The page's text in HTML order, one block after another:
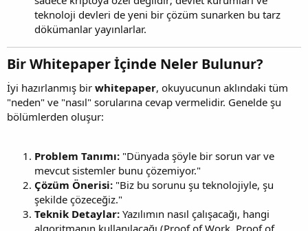
teknoloji devleri de yeni bir çözüm sunarken bu tarz
dökümanlar yayınlarlar.
Bir Whitepaper İçinde Neler Bulunur?​
İyi hazırlanmış bir whitepaper, okuyucunun aklındaki tüm
"neden" ve "nasıl" sorularına cevap vermelidir. Genelde şu
bölümlerden oluşur:
Problem Tanımı: "Dünyada şöyle bir sorun var ve
mevcut sistemler bunu çözemiyor."
Çözüm Önerisi: "Biz bu sorunu şu teknolojiyle, şu
şekilde çözeceğiz."
Teknik Detaylar: Yazılımın nasıl çalışacağı, hangi
algoritmanın kullanılacağı (Proof of Work, Proof of